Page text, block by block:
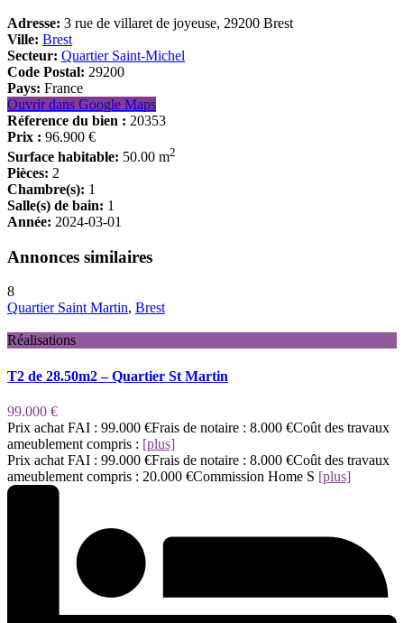
Adresse: 3 rue de villaret de joyeuse, 29200 Brest
Ville: Brest
Secteur: Quartier Saint-Michel
Code Postal: 29200
Pays: France
Ouvrir dans Google Maps
Réference du bien : 20353
Prix : 96.900 €
Surface habitable: 50.00 m2
Pièces: 2
Chambre(s): 1
Salle(s) de bain: 1
Année: 2024-03-01
Annonces similaires
8
Quartier Saint Martin, Brest
Réalisations
T2 de 28.50m2 – Quartier St Martin
99.000 €
Prix achat FAI : 99.000 €Frais de notaire : 8.000 €Coût des travaux
ameublement compris : [plus]
Prix achat FAI : 99.000 €Frais de notaire : 8.000 €Coût des travaux
ameublement compris : 20.000 €Commission Home S [plus]